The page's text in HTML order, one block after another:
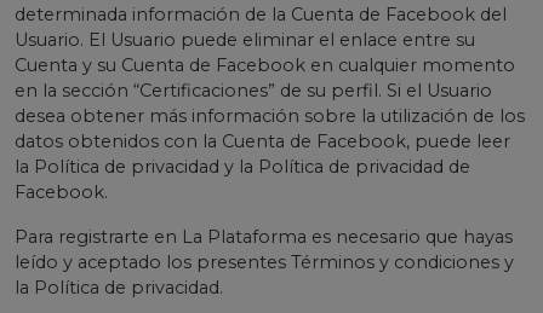
determinada información de la Cuenta de Facebook del
Usuario. El Usuario puede eliminar el enlace entre su
Cuenta y su Cuenta de Facebook en cualquier momento
en la sección “Certificaciones” de su perfil. Si el Usuario
desea obtener más información sobre la utilización de los
datos obtenidos con la Cuenta de Facebook, puede leer
la Política de privacidad y la Política de privacidad de
Facebook.
Para registrarte en La Plataforma es necesario que hayas
leído y aceptado los presentes Términos y condiciones y
la Política de privacidad.